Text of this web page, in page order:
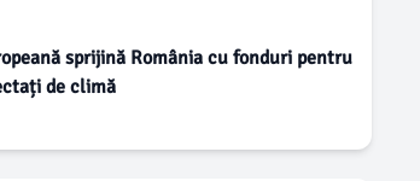
sprijină România cu fonduri pentru
de climă